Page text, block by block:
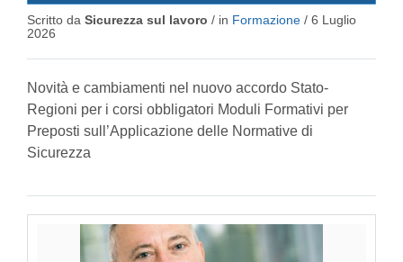
Scritto da Sicurezza sul lavoro / in Formazione / 6 Luglio
2026
Novità e cambiamenti nel nuovo accordo Stato-
Regioni per i corsi obbligatori Moduli Formativi per
Preposti sull’Applicazione delle Normative di
Sicurezza